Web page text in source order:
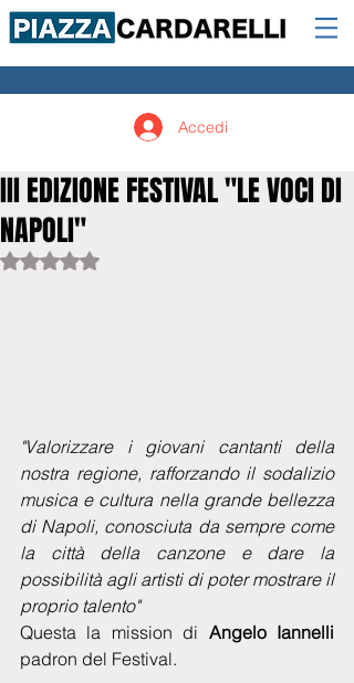
Accedi
III EDIZIONE FESTIVAL "LE VOCI DI
NAPOLI"
Valutazione NaN stelle su 5.
"Valorizzare i giovani cantanti della
nostra regione, rafforzando il sodalizio
musica e cultura nella grande bellezza
di Napoli, conosciuta da sempre come
la città della canzone e dare la
possibilità agli artisti di poter mostrare il
proprio talento"
Questa la mission di Angelo Iannelli
padron del Festival.